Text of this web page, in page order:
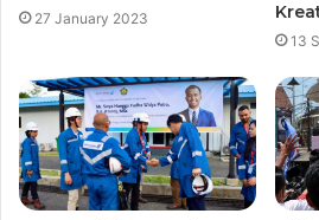
27 January 2023
13